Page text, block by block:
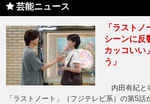
芸能ニュース
「ラスト
シーンに反
カッコいい
う」
内田有紀と
「ラストノート」（フジテレビ系）の第5話